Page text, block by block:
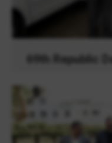
69th Republic